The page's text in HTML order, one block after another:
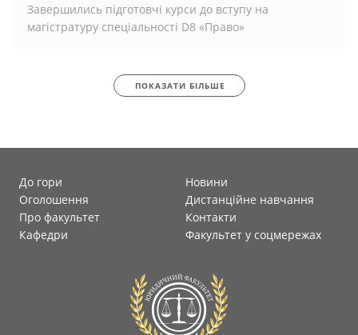
Завершились підготовчі курси до вступу на
магістратуру спеціальності D8 «Право»
ПОКАЗАТИ БІЛЬШЕ
До гори
Новини
Оголошення
Дистанційне навчання
Про факультет
Контакти
Кафедри
Факультет у соцмережах